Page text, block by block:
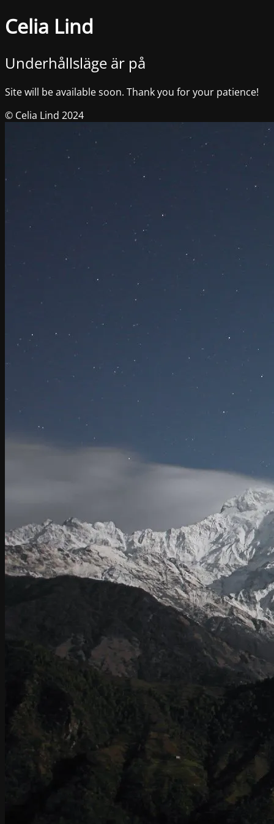
Celia Lind
Underhållsläge är på
Site will be available soon. Thank you for your patience!
© Celia Lind 2024